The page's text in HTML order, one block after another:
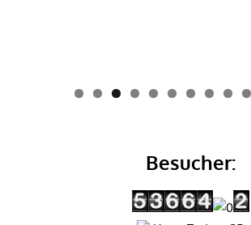
0
Besucher: